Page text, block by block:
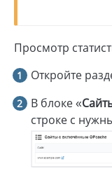
Просмотр
Откройте
В блоке «
строке с